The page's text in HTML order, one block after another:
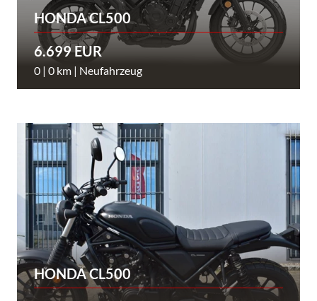
HONDA CL500
6.699 EUR
0 | 0 km | Neufahrzeug
HONDA CL500